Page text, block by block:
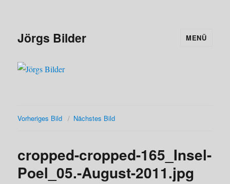
Jörgs Bilder MENÜ
Vorheriges Bild Nächstes Bild
cropped-cropped-165_Insel-
Poel_05.-August-2011.jpg